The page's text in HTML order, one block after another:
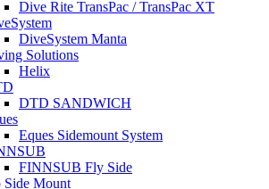
Dive Rite TransPac / TransPac XT
DiveSystem Manta
Solutions
Helix
DTD SANDWICH
Eques Sidemount System
FINNSUB Fly Side
Side Mount